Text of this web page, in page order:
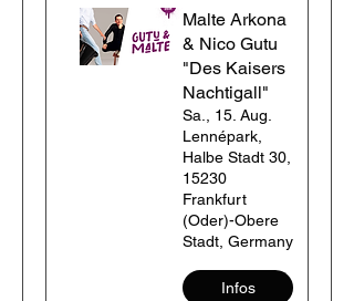
Malte Arkona
& Nico Gutu
"Des Kaisers
Nachtigall"
Sa., 15. Aug.
Lennépark,
Halbe Stadt 30,
15230
Frankfurt
(Oder)-Obere
Stadt, Germany
Infos